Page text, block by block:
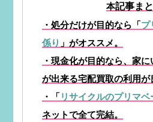
本記事ま
・処分だけが目的なら「プ
係り 」がオススメ。
・現金化が目的なら、家
が出来る宅配買取の利用が
・「 リサイクルのプリマベ
ネットで全て完結。